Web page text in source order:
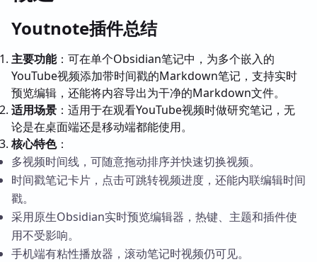
Youtnote插件总结
主要功能：可在单个Obsidian笔记中，为多个嵌入的
YouTube视频添加带时间戳的Markdown笔记，支持实时
预览编辑，还能将内容导出为干净的Markdown文件。
适用场景 ：适用于在观看YouTube视频时做研究笔记，无
论是在桌面端还是移动端都能使用。
核心特色：
多视频时间线，可随意拖动排序并快速切换视频。
时间戳笔记卡片，点击可跳转视频进度，还能内联编辑时间
戳。
采用原生Obsidian实时预览编辑器，热键、主题和插件使
用不受影响。
手机端有粘性播放器，滚动笔记时视频仍可见。